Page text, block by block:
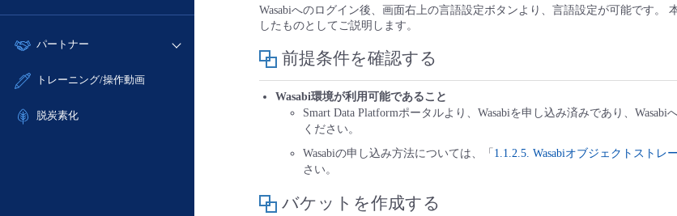
管理機能
すべてのメニューを見る
サポート
すべてのメニューを見る
- 初期設定・確認
- ユーザー機能の管理
- APIリファレンス
- IoT
- ITインフラストラクチャー
サービス稼働状況
故障/メンテナンス履歴
定期メンテナンス
パートナー
販売パートナー向けプログラム
トレーニング/操作動画
脱炭素化
Wasabiへのログイン後、画面右上の言語設定ボタンより、言語設定が可能です。
したものとしてご説明します。
前提条件を確認する
Wasabi環境が利用可能であること
Smart Data Platformポータルより、Wasabiを申し込み済みであり、
ください。
Wasabiの申し込み方法については、「 1.1.2.5. Wasabiオブジェクトストレ
さい。
バケットを作成する